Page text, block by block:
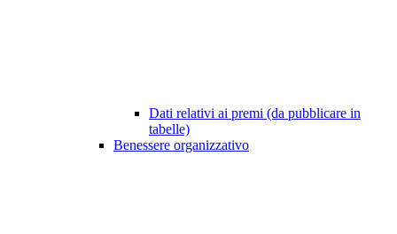
Dati relativi ai premi (da pubblicare in
tabelle)
Benessere organizzativo